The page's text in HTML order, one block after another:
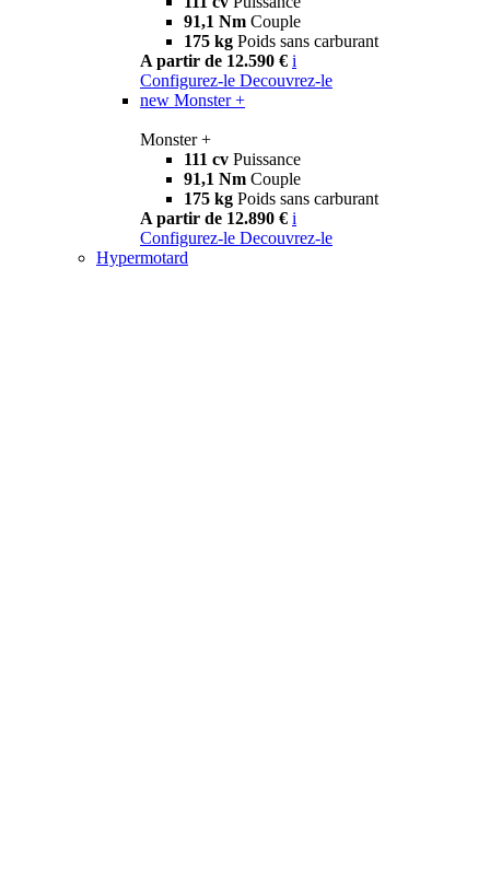
91,1 Nm Couple
175 kg Poids sans carburant
A partir de 12.590 € i
Configurez-le Decouvrez-le
new Monster +
Monster +
111 cv Puissance
91,1 Nm Couple
175 kg Poids sans carburant
A partir de 12.890 € i
Configurez-le Decouvrez-le
Hypermotard